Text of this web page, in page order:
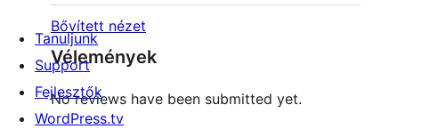
Bővített nézet
Vélemények
No reviews have been submitted yet.
Tanuljunk
Support
Fejlesztők
WordPress.tv